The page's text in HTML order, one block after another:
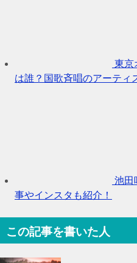
東京
は誰？国歌斉唱のアーティ
池田
事やインスタも紹介！
この記事を書いた人